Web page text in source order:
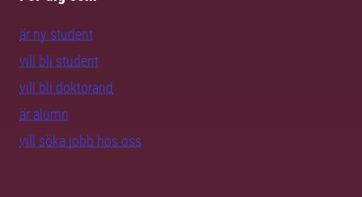
är ny student
vill bli student
vill bli doktorand
är alumn
vill söka jobb hos oss